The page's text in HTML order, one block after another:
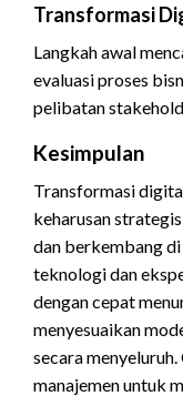
Transformasi
Langkah awal
evaluasi proses
pelibatan
Kesimpulan
Transformasi
keharusan
dan berkembang
teknologi dan
dengan cepat
menyesuaikan
secara
manajemen untuk